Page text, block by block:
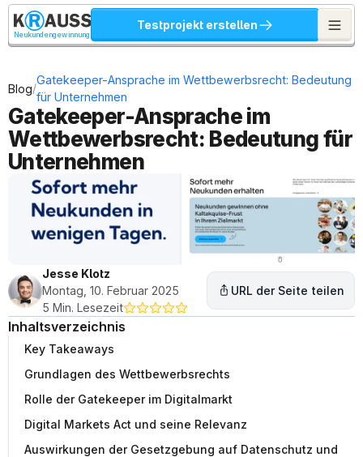
Neukundengewinnung
Testprojekt erstellen
Blog/
Gatekeeper-Ansprache im Wettbewerbsrecht: Bedeutung
für Unternehmen
Gatekeeper-Ansprache im
Wettbewerbsrecht: Bedeutung für
Unternehmen
Jesse Klotz
Montag, 10. Februar 2025
5 Min. Lesezeit
URL der Seite teilen
Inhaltsverzeichnis
Key Takeaways
Grundlagen des Wettbewerbsrechts
Rolle der Gatekeeper im Digitalmarkt
Digital Markets Act und seine Relevanz
Auswirkungen der Gesetzgebung auf Datenschutz und